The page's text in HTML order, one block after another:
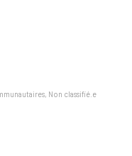
, Non classifié.e